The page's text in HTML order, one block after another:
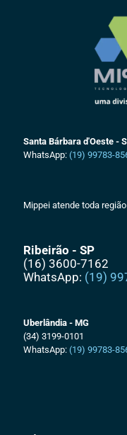
Santa Bárbara d'Oeste -
WhatsApp: (19) 99783-
Mippei atende toda
Ribeirão - SP
(16) 3600-7162
WhatsApp: (19)
Uberlândia - MG
(34) 3199-0101
WhatsApp: (19) 99783-